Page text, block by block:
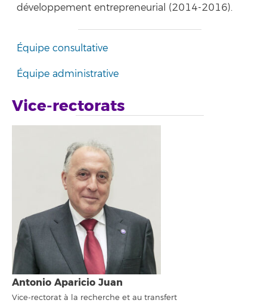
développement entrepreneurial (2014-2016).
Équipe consultative
Équipe administrative
Vice-rectorats
Antonio Aparicio Juan
Vice-rectorat à la recherche et au transfert